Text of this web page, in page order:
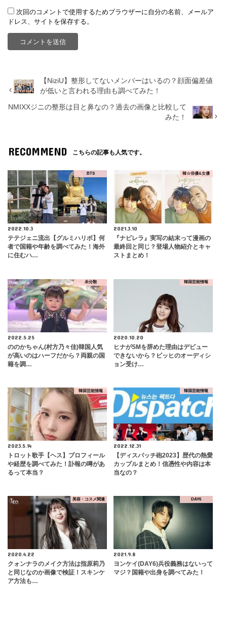
次回のコメントで使用するためブラウザーに自分の名前、メールア
ドレス、サイトを保存する。
【NiziU】整形してないメンバーはいるの？顔面偏差値
が低いと言われる理由も調べてみた！
NMIXXジニの整形は目と鼻なの？過去の画像と比較して
みた！
RECOMMEND こちらの記事も人気です。
BTS
2022.10.3
テテジェニ流出【グルミハリボ】何
者で国籍や年齢を調べてみた！海外
に住むハ…
韓☆俳優&女優
2021.3.10
『ナビレラ』実写の結末って漫画の
最終回と同じ？登場人物紹介とキャ
ストまとめ！
未分類
2022.5.25
ののかちゃん(村方乃々佳)韓国人気
が高いのはハーフだから？両親の国
籍を調…
韓国芸能情報
2020.10.20
ヒナがSMを辞めた理由はデビュー
できないから？ビッヒのオーディシ
ョン受け…
韓国芸能情報
2023.5.14
トロット歌手【ヘス】プロフィール
や経歴を調べてみた！訃報の噂があ
るって本当？
韓国芸能情報
2022.12.31
【ディスパッチ砲2023】歴代の熱愛
カップルまとめ！信憑性や内容は本
当なの？
美容・コスメ関連
2020.4.22
クォンナラのメイク方法は指原莉乃
と同じなのか画像で検証！スキンケ
ア方法も…
DAY6
2021.9.8
ヨンケイ(DAY6)兵役義務はないって
マジ？国籍や出身を調べてみた！